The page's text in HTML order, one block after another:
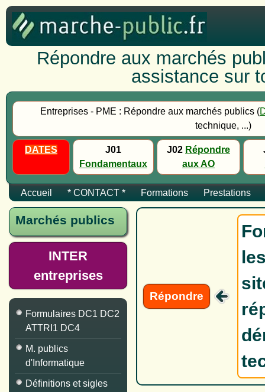
Répondre aux marchés
assistance sur
Entreprises - PME : Répondre aux marchés publics (
technique, ...)
DATES
J01
Fondamentaux
J02 Répondre
aux AO
Accueil * CONTACT * Formations Prestations
Marchés publics
INTER
entreprises
Formulaires DC1 DC2
ATTRI1 DC4
M. publics
d'Informatique
Définitions et sigles
Répondre